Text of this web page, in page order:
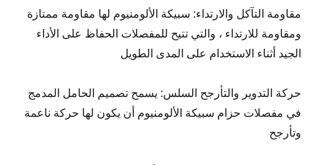
مقاومة التآكل والارتداء: سبيكة الألومنيوم لها مقاومة ممتازة
ومقاومة للارتداء ، والتي تتيح للمفصلات الحفاظ على الأداء
الجيد أثناء الاستخدام على المدى الطويل
حركة التدوير والتأرجح السلس: يسمح تصميم الحامل المدمج
في مفصلات حزام سبيكة الألومنيوم أن يكون لها حركة ناعمة
وتأرجح